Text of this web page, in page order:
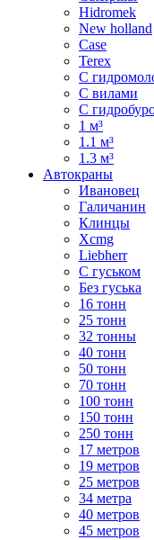
Hidromek
New holland
Case
Terex
С
С вилами
С
1 м³
1.1 м³
1.3 м³
Автокраны
Ивановец
Галичанин
Клинцы
Xcmg
Liebherr
С гуськом
Без гуська
16 тонн
25 тонн
32 тонны
40 тонн
50 тонн
70 тонн
100 тонн
150 тонн
250 тонн
17 метров
19 метров
25 метров
34 метра
40 метров
45 метров